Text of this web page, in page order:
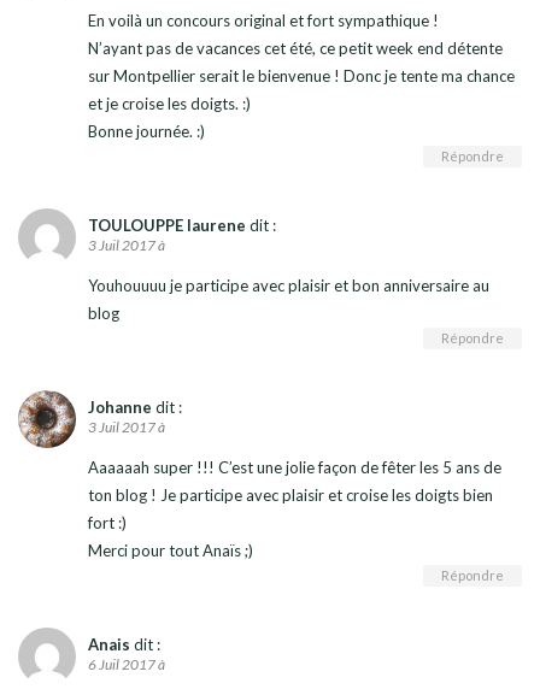
En voilà un concours original et fort sympathique !
N’ayant pas de vacances cet été, ce petit week end détente
sur Montpellier serait le bienvenue ! Donc je tente ma chance
et je croise les doigts. :)
Bonne journée. :)
Répondre
TOULOUPPE laurene dit :
3 Juil 2017 à
Youhouuuu je participe avec plaisir et bon anniversaire au
blog
Répondre
Johanne dit :
3 Juil 2017 à
Aaaaaah super !!! C’est une jolie façon de fêter les 5 ans de
ton blog ! Je participe avec plaisir et croise les doigts bien
fort :)
Merci pour tout Anaïs ;)
Répondre
Anais dit :
6 Juil 2017 à